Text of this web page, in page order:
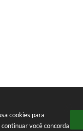
cookies para
você concorda